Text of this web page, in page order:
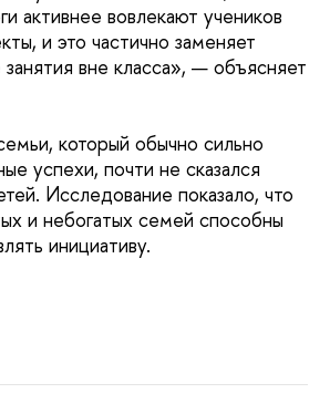
активнее вовлекают учеников
и это частично заменяет
вне класса», — объясняет
который обычно сильно
успехи, почти не сказался
Исследование показало, что
и небогатых семей способны
инициативу.